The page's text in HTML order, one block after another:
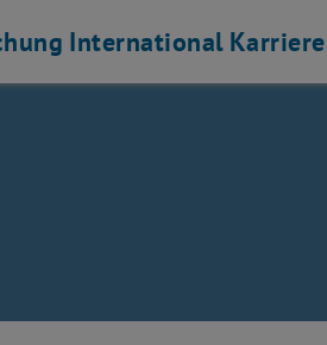
International Karriere